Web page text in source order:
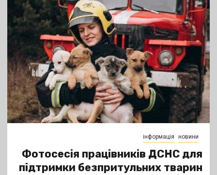
інформація новини
Фотосесія працівників ДСНС для
підтримки безпритульних тварин